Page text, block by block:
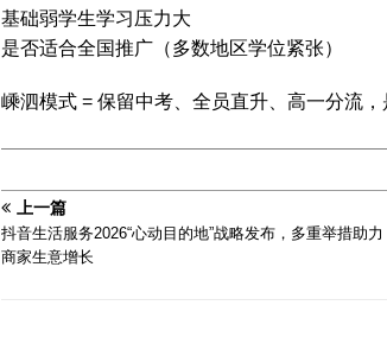
基础弱学生学习压力大
是否适合全国推广（多数地区学位紧张）
嵊泗模式 = 保留中考、全员直升、高一分流
上一篇
抖音生活服务2026“心动目的地”战略发布，多重举措助力
商家生意增长